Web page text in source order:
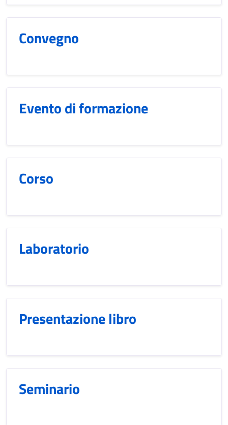
Convegno
Evento di formazione
Corso
Laboratorio
Presentazione libro
Seminario